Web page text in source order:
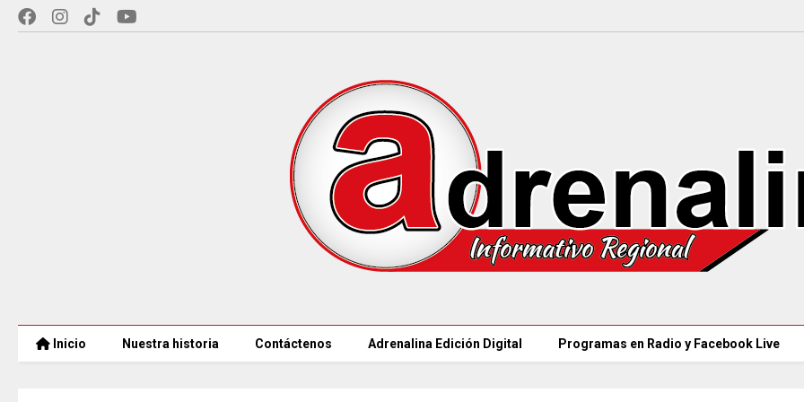
Inicio Nuestra historia Contáctenos Adrenalina Edición Digital Programas en Radio y Facebook Live